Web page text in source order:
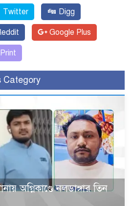
Twitter Digg
Google Plus
Print
Category
অগ্নিকাণ্ডে নলডাঙ্গার তিন